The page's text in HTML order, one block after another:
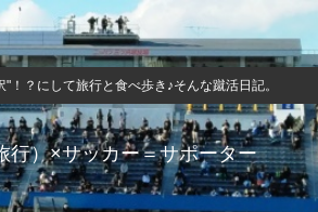
！？にして旅行と食べ歩き♪そんな蹴活日記。
行）×サッカー＝サポーター